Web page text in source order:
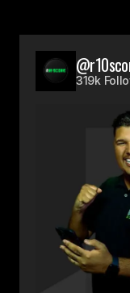
319k